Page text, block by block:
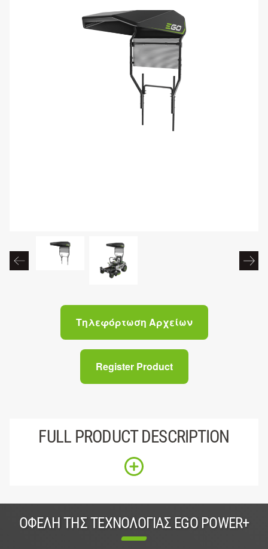
Τηλεφόρτωση Αρχείων
Register Product
FULL PRODUCT DESCRIPTION
ΟΦΈΛΗ ΤΗΣ ΤΕΧΝΟΛΟΓΊΑΣ EGO POWER+